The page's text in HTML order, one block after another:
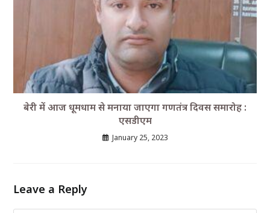
बेरी में आज धूमधाम से मनाया जाएगा गणतंत्र दिवस समारोह :
एसडीएम
January 25, 2023
Leave a Reply